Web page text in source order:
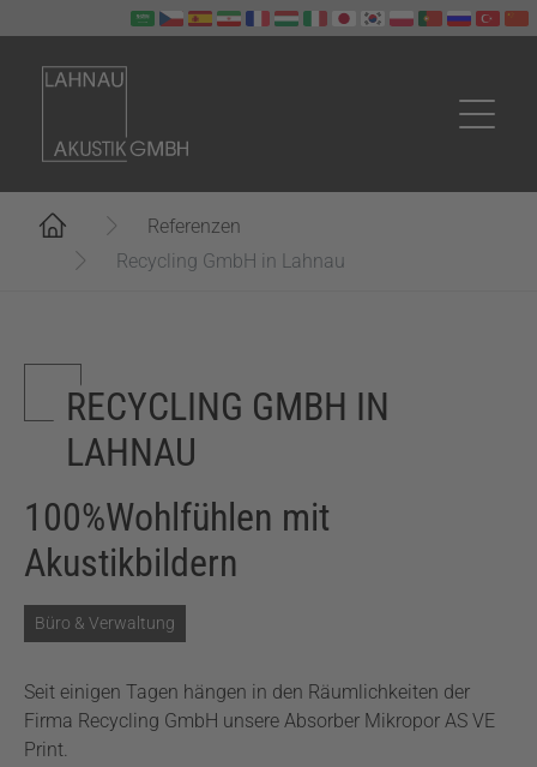
Referenzen
Recycling GmbH in Lahnau
RECYCLING GMBH IN
LAHNAU
100%Wohlfühlen mit
Akustikbildern
Büro & Verwaltung
Seit einigen Tagen hängen in den Räumlichkeiten der
Firma Recycling GmbH unsere Absorber Mikropor AS VE
Print.